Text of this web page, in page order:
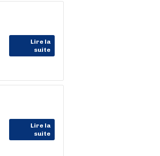
Lire la
suite
Lire la
suite